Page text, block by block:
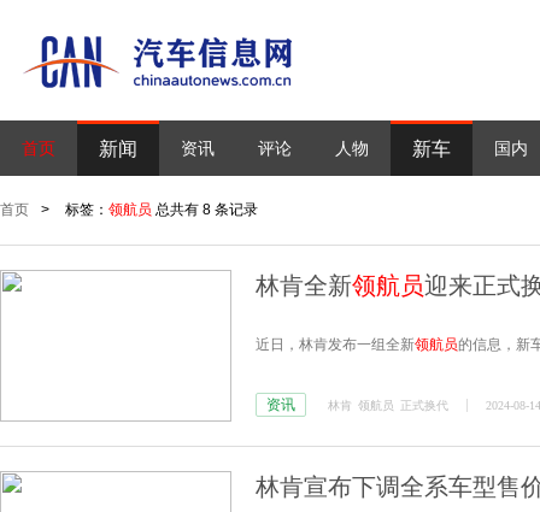
首页 新闻 资讯 评论 人物 新车 国内
首页 > 标签： 领航员 总共有 8 条记录
林肯全新领航员迎来正式
近日，林肯发布一组全新领航员的信息，新
资讯 林肯 领航员 正式换代 2024-08-
林肯宣布下调全系车型售